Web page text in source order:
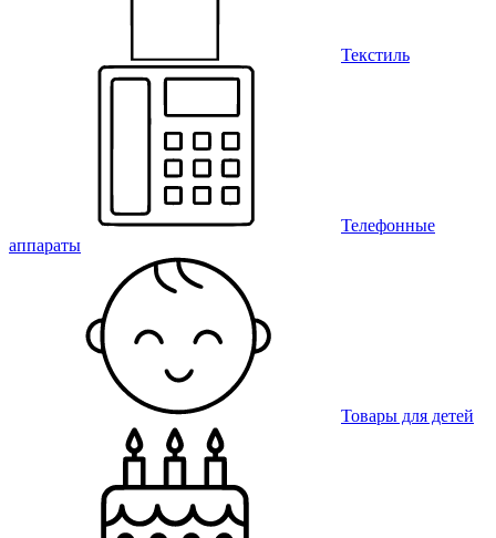
Текстиль
Телефонные
аппараты
Товары для детей